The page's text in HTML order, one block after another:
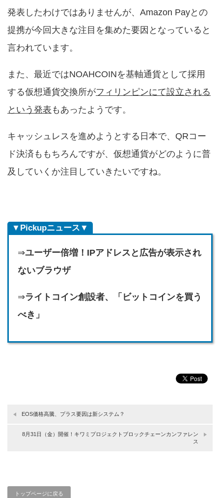
発表したわけではありませんが、Amazon Payとの
提携が今回大きな注目を集めた要因となっていると
言われています。
また、最近ではNOAHCOINを基軸通貨として採用
する仮想通貨交換所がフィリンピンにて設立される
という発表 もあったようです。
キャッシュレスを進めようとする日本で、QRコー
ド決済ももちろんですが、仮想通貨がどのように普
及していくか注目していきたいですね。
▼Pickupニュース▼
⇒ユーザー倍増！IPアドレスと広告が表示され
ないブラウザ
⇒ライトコイン創設者、「ビットコインを買う
べき」
EOS価格高騰、プラス要因は新システム？
8月31日（金）開催！キワミプロジェクトブロックチェーンカンファレン
ス
トップページに戻る